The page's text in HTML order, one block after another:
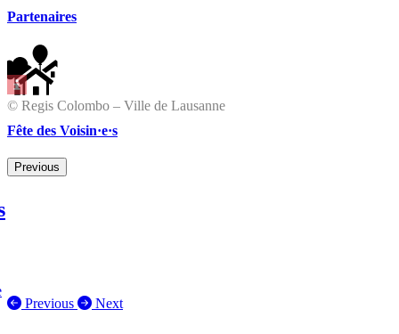
© Regis Colombo – Ville de Lausanne
Previous Next
Partenaires
Fête des Voisin·e·s
Previous